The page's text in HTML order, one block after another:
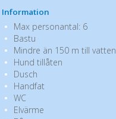
Information
Max personantal: 6
Bastu
Mindre än 150 m till vatten
Hund tillåten
Dusch
Handfat
WC
Elvärme